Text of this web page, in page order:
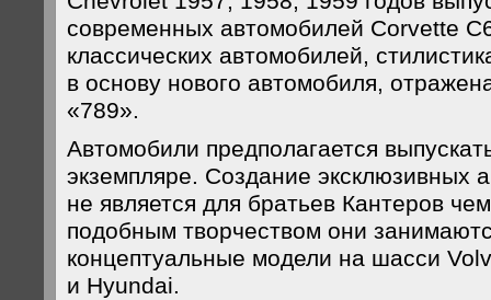
современных автомобилей Corvette
классических автомобилей,
в основу нового автомобиля,
«789».
Автомобили предполагается
экземпляре. Создание эксклюзивных
не является для братьев Кантеров
подобным творчеством они
концептуальные модели на шасси
и Hyundai.